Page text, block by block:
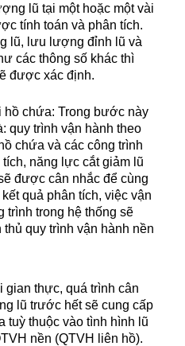
lũ tại một hoặc một vài
tính toán và phân tích.
lũ, lưu lượng đỉnh lũ và
các thông số khác thì
được xác định.
hồ chứa: Trong bước này
quy trình vận hành theo
chứa và các công trình
năng lực cắt giảm lũ
được cân nhắc để cùng
quả phân tích, việc vận
trình trong hệ thống sẽ
quy trình vận hành nền
gian thực, quá trình cân
lũ trước hết sẽ cung cấp
tuỳ thuộc vào tình hình lũ
nền (QTVH liên hồ).